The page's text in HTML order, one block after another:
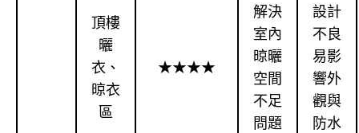
頂樓
曬
衣、
晾衣
區
★★★★
解決
室內
晾曬
空間
不足
問題
設計
不良
易影
響外
觀與
防水